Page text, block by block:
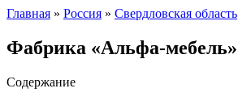
Главная » Россия » Свердловская область
Фабрика «Альфа-мебель»
Содержание